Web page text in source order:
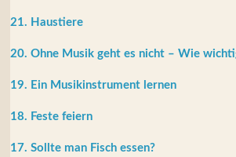
21. Haustiere
20. Ohne Musik geht es nicht – Wie
19. Ein Musikinstrument lernen
18. Feste feiern
17. Sollte man Fisch essen?